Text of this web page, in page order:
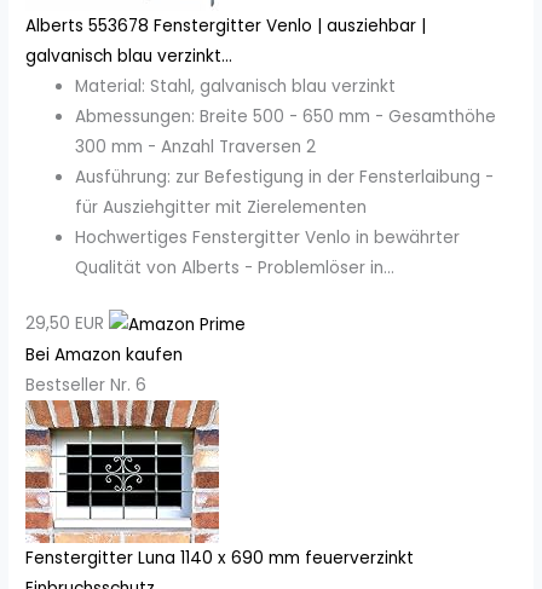
Alberts 553678 Fenstergitter Venlo | ausziehbar |
galvanisch blau verzinkt...
Material: Stahl, galvanisch blau verzinkt
Abmessungen: Breite 500 - 650 mm - Gesamthöhe
300 mm - Anzahl Traversen 2
Ausführung: zur Befestigung in der Fensterlaibung -
für Ausziehgitter mit Zierelementen
Hochwertiges Fenstergitter Venlo in bewährter
Qualität von Alberts - Problemlöser in...
29,50 EUR
Bei Amazon kaufen
Bestseller Nr. 6
Fenstergitter Luna 1140 x 690 mm feuerverzinkt